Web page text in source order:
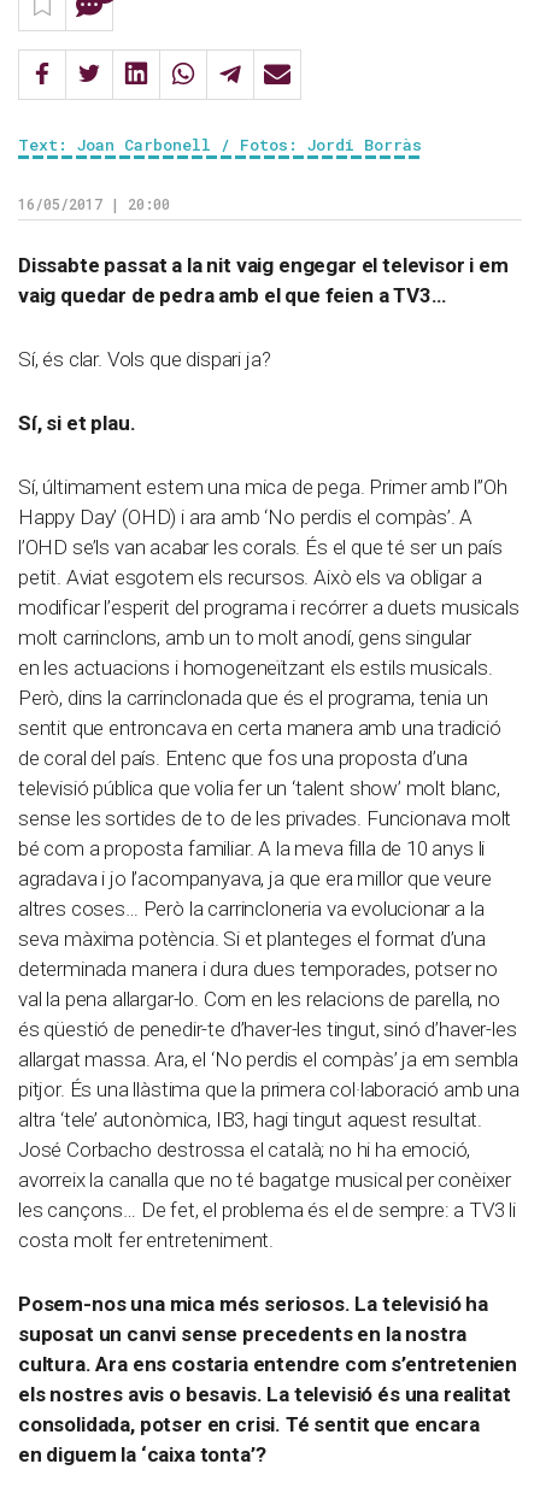
Text: Joan Carbonell / Fotos: Jordi Borràs
16/05/2017 | 20:00
Dissabte passat a la nit vaig engegar el televisor i em
vaig quedar de pedra amb el que feien a TV3…
Sí, és clar. Vols que dispari ja?
Sí, si et plau.
Sí, últimament estem una mica de pega. Primer amb l”Oh
Happy Day’ (OHD) i ara amb ‘No perdis el compàs’. A
l’OHD se’ls van acabar les corals. És el que té ser un país
petit. Aviat esgotem els recursos. Això els va obligar a
modificar l’esperit del programa i recórrer a duets musicals
molt carrinclons, amb un to molt anodí, gens singular
en les actuacions i homogeneïtzant els estils musicals.
Però, dins la carrinclonada que és el programa, tenia un
sentit que entroncava en certa manera amb una tradició
de coral del país. Entenc que fos una proposta d’una
televisió pública que volia fer un ‘talent show’ molt blanc,
sense les sortides de to de les privades. Funcionava molt
bé com a proposta familiar. A la meva filla de 10 anys li
agradava i jo l’acompanyava, ja que era millor que veure
altres coses… Però la carrincloneria va evolucionar a la
seva màxima potència. Si et planteges el format d’una
determinada manera i dura dues temporades, potser no
val la pena allargar-lo. Com en les relacions de parella, no
és qüestió de penedir-te d’haver-les tingut, sinó d’haver-les
allargat massa. Ara, el ‘No perdis el compàs’ ja em sembla
pitjor. És una llàstima que la primera col·laboració amb una
altra ‘tele’ autonòmica, IB3, hagi tingut aquest resultat.
José Corbacho destrossa el català; no hi ha emoció,
avorreix la canalla que no té bagatge musical per conèixer
les cançons… De fet, el problema és el de sempre: a TV3 li
costa molt fer entreteniment.
Posem-nos una mica més seriosos. La televisió ha
suposat un canvi sense precedents en la nostra
cultura. Ara ens costaria entendre com s’entretenien
els nostres avis o besavis. La televisió és una realitat
consolidada, potser en crisi. Té sentit que encara
en diguem la ‘caixa tonta’?